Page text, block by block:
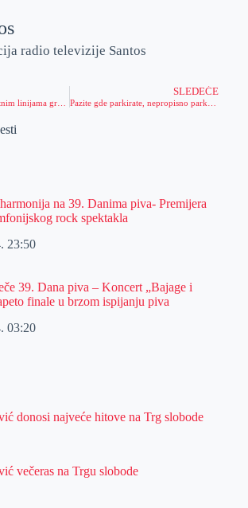
radio televizije Santos
Saznajte sve o besplatnim linijama gradskog saobraćaja do Aviv Parka
SLEDEĆE
na 39. Danima piva- Premijera
rock spektakla
23:50
39. Dana piva – Koncert „Bajage i
finale u brzom ispijanju piva
03:20
donosi najveće hitove na Trg slobode
večeras na Trgu slobode